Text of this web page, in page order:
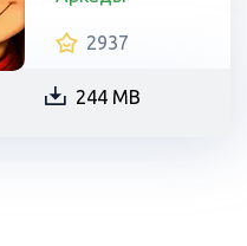
2937
244 MB